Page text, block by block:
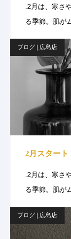
.2月は、寒さ
る季節。肌が
ブログ | 広島店
2月スタート
.2月は、寒さ
る季節。肌が
ブログ | 広島店